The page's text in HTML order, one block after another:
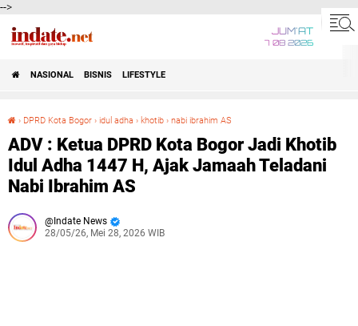
-->
JUM'AT
7 08 2026
NASIONAL BISNIS LIFESTYLE
› DPRD Kota Bogor › idul adha › khotib › nabi ibrahim AS
ADV : Ketua DPRD Kota Bogor Jadi Khotib
Idul Adha 1447 H, Ajak Jamaah Teladani
Nabi Ibrahim AS
Indate News
28/05/26, Mei 28, 2026 WIB